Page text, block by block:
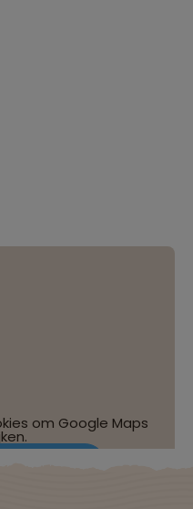
om Google Maps